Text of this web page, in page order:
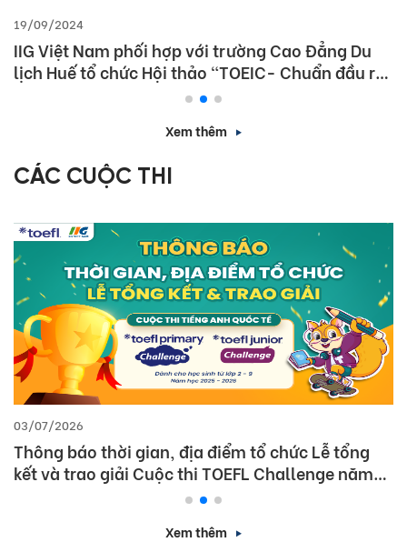
19/09/2024
IIG Việt Nam phối hợp với trường Cao Đẳng Du
lịch Huế tổ chức Hội thảo “TOEIC- Chuẩn đầu ra
tiếng Anh- Bí Quyết chinh phục nhà tuyển dụng”
Xem thêm
CÁC CUỘC THI
03/07/2026
Thông báo thời gian, địa điểm tổ chức Lễ tổng
kết và trao giải Cuộc thi TOEFL Challenge năm
Xem thêm